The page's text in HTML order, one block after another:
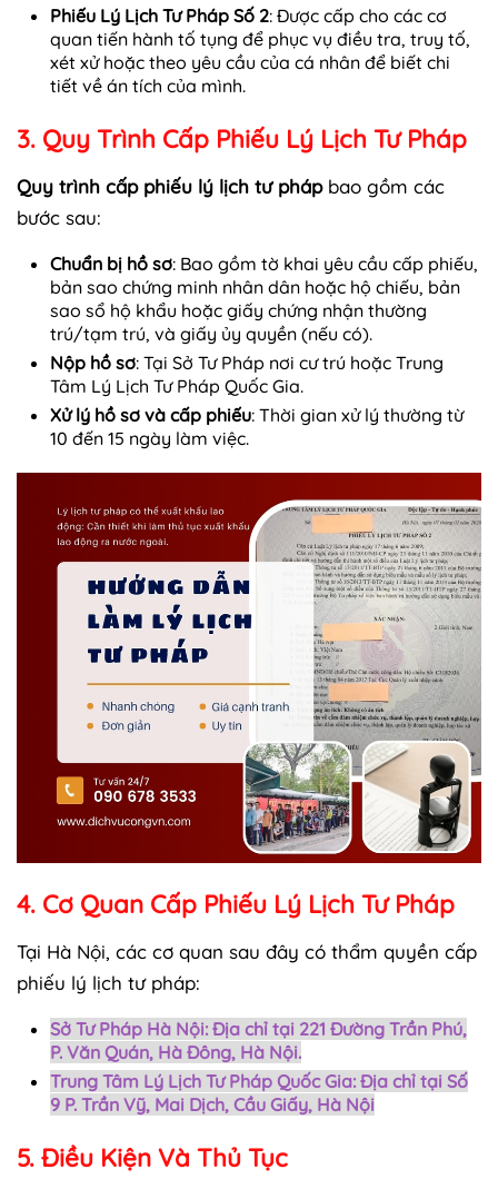
Phiếu Lý Lịch Tư Pháp Số 2: Được cấp cho các cơ
quan tiến hành tố tụng để phục vụ điều tra, truy tố,
xét xử hoặc theo yêu cầu của cá nhân để biết chi
tiết về án tích của mình.
3. Quy Trình Cấp Phiếu Lý Lịch Tư Pháp
Quy trình cấp phiếu lý lịch tư phápbao gồm các
bước sau:
Chuẩn bị hồ sơ: Bao gồm tờ khai yêu cầu cấp phiếu,
bản sao chứng minh nhân dân hoặc hộ chiếu, bản
sao sổ hộ khẩu hoặc giấy chứng nhận thường
trú/tạm trú, và giấy ủy quyền (nếu có).
Nộp hồ sơ: Tại Sở Tư Pháp nơi cư trú hoặc Trung
Tâm Lý Lịch Tư Pháp Quốc Gia.
Xử lý hồ sơ và cấp phiếu: Thời gian xử lý thường từ
10 đến 15 ngày làm việc.
4. Cơ Quan Cấp Phiếu Lý Lịch Tư Pháp
Tại Hà Nội, các cơ quan sau đây có thẩm quyền cấp
phiếu lý lịch tư pháp:
Sở Tư Pháp Hà Nội: Địa chỉ tại 221 Đường Trần Phú,
P. Văn Quán, Hà Đông, Hà Nội.
Trung Tâm Lý Lịch Tư Pháp Quốc Gia: Địa chỉ tại Số
9 P. Trần Vỹ, Mai Dịch, Cầu Giấy, Hà Nội
5. Điều Kiện Và Thủ Tục